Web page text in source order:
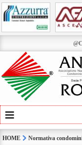
≡
HOME Normativa